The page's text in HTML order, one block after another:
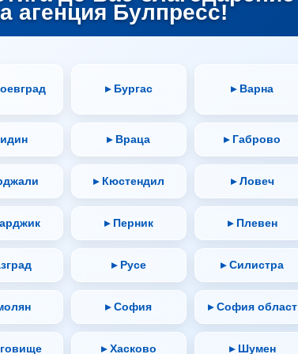
агенция Булпресс!
▸ Бургас ▸ Варна
▸ Враца ▸ Габрово
▸ Кюстендил ▸ Ловеч
▸ Перник ▸ Плевен
▸ Русе ▸ Силистра
▸ София ▸ София област
▸ Хасково ▸ Шумен